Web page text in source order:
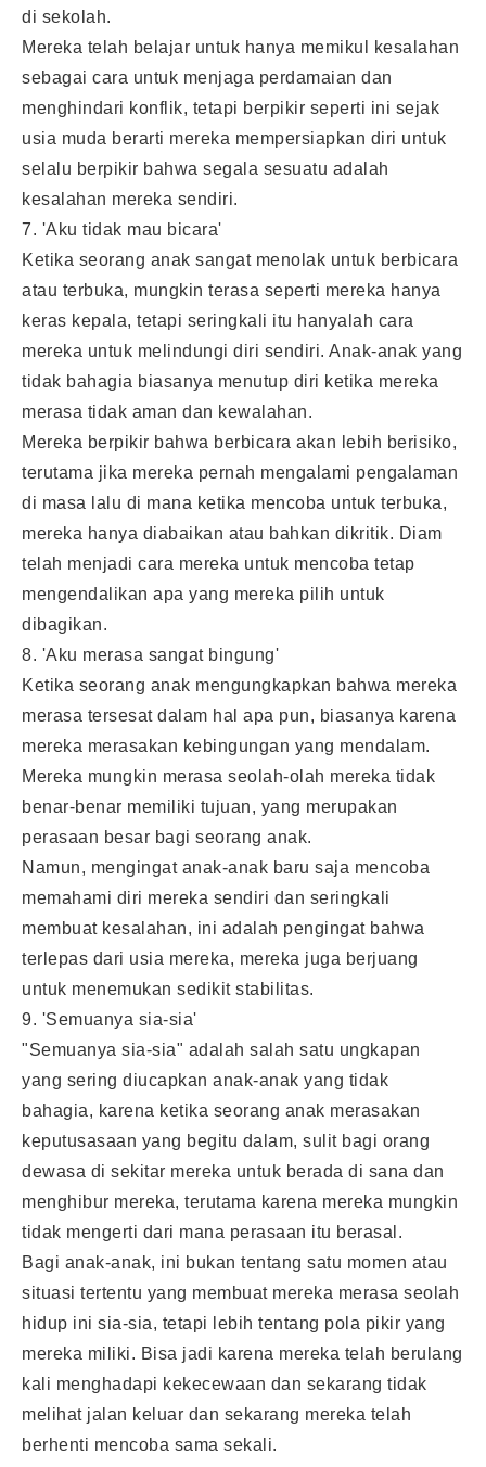
di sekolah.
Mereka telah belajar untuk hanya memikul kesalahan
sebagai cara untuk menjaga perdamaian dan
menghindari konflik, tetapi berpikir seperti ini sejak
usia muda berarti mereka mempersiapkan diri untuk
selalu berpikir bahwa segala sesuatu adalah
kesalahan mereka sendiri.
7. 'Aku tidak mau bicara'
Ketika seorang anak sangat menolak untuk berbicara
atau terbuka, mungkin terasa seperti mereka hanya
keras kepala, tetapi seringkali itu hanyalah cara
mereka untuk melindungi diri sendiri. Anak-anak yang
tidak bahagia biasanya menutup diri ketika mereka
merasa tidak aman dan kewalahan.
Mereka berpikir bahwa berbicara akan lebih berisiko,
terutama jika mereka pernah mengalami pengalaman
di masa lalu di mana ketika mencoba untuk terbuka,
mereka hanya diabaikan atau bahkan dikritik. Diam
telah menjadi cara mereka untuk mencoba tetap
mengendalikan apa yang mereka pilih untuk
dibagikan.
8. 'Aku merasa sangat bingung'
Ketika seorang anak mengungkapkan bahwa mereka
merasa tersesat dalam hal apa pun, biasanya karena
mereka merasakan kebingungan yang mendalam.
Mereka mungkin merasa seolah-olah mereka tidak
benar-benar memiliki tujuan, yang merupakan
perasaan besar bagi seorang anak.
Namun, mengingat anak-anak baru saja mencoba
memahami diri mereka sendiri dan seringkali
membuat kesalahan, ini adalah pengingat bahwa
terlepas dari usia mereka, mereka juga berjuang
untuk menemukan sedikit stabilitas.
9. 'Semuanya sia-sia'
"Semuanya sia-sia" adalah salah satu ungkapan
yang sering diucapkan anak-anak yang tidak
bahagia, karena ketika seorang anak merasakan
keputusasaan yang begitu dalam, sulit bagi orang
dewasa di sekitar mereka untuk berada di sana dan
menghibur mereka, terutama karena mereka mungkin
tidak mengerti dari mana perasaan itu berasal.
Bagi anak-anak, ini bukan tentang satu momen atau
situasi tertentu yang membuat mereka merasa seolah
hidup ini sia-sia, tetapi lebih tentang pola pikir yang
mereka miliki. Bisa jadi karena mereka telah berulang
kali menghadapi kekecewaan dan sekarang tidak
melihat jalan keluar dan sekarang mereka telah
berhenti mencoba sama sekali.